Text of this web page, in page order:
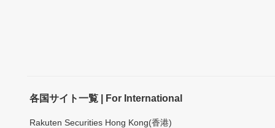
各国サイト一覧 | For International
Rakuten Securities Hong Kong(香港)